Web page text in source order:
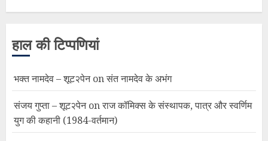
हाल की टिप्पणियां
भक्त नामदेव – शूट२पेनonसंत नामदेव के अभंग
संजय गुप्ता – शूट२पेनonराज कॉमिक्स के संस्थापक, पात्र और स्वर्णिम
युग की कहानी (1984-वर्तमान)